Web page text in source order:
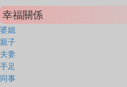
幸福關係
婆媳
親子
夫妻
手足
同事